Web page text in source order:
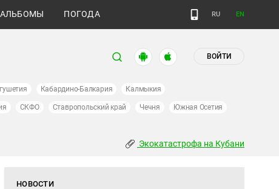
ПОГОДА RU EN
ВОЙТИ
Кабардино-Балкария Калмыкия
СКФО Ставропольский край Чечня Южная Осетия
Экокатастрофа на Кубани
НОВОСТИ